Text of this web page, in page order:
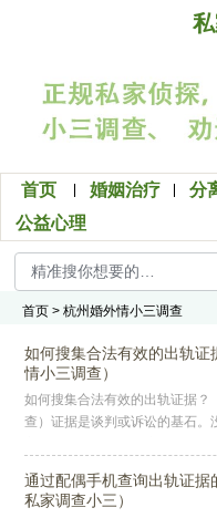
首页 婚姻治疗 分
公益心理
首页 > 杭州婚外情小三调查
如何搜集合法有效的出轨
情小三调查）
如何搜集合法有效的出轨证据？
查）证据是谈判或诉讼的基石
通过配偶手机查询出轨证据
私家调查小三）